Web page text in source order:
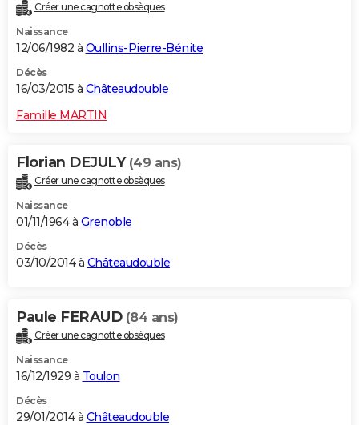
Créer une cagnotte obsèques
Naissance
12/06/1982 à Oullins-Pierre-Bénite
Décès
16/03/2015 à Châteaudouble
Famille MARTIN
Florian DEJULY (49 ans)
Créer une cagnotte obsèques
Naissance
01/11/1964 à Grenoble
Décès
03/10/2014 à Châteaudouble
Paule FERAUD (84 ans)
Créer une cagnotte obsèques
Naissance
16/12/1929 à Toulon
Décès
29/01/2014 à Châteaudouble